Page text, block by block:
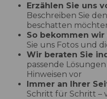
Erzählen Sie uns
Beschreiben Sie
beschatten
So bekommen
Sie uns Fotos und
Wir beraten Sie
passende
Hinweisen vor
Immer an Ihrer
Schritt für Schritt –